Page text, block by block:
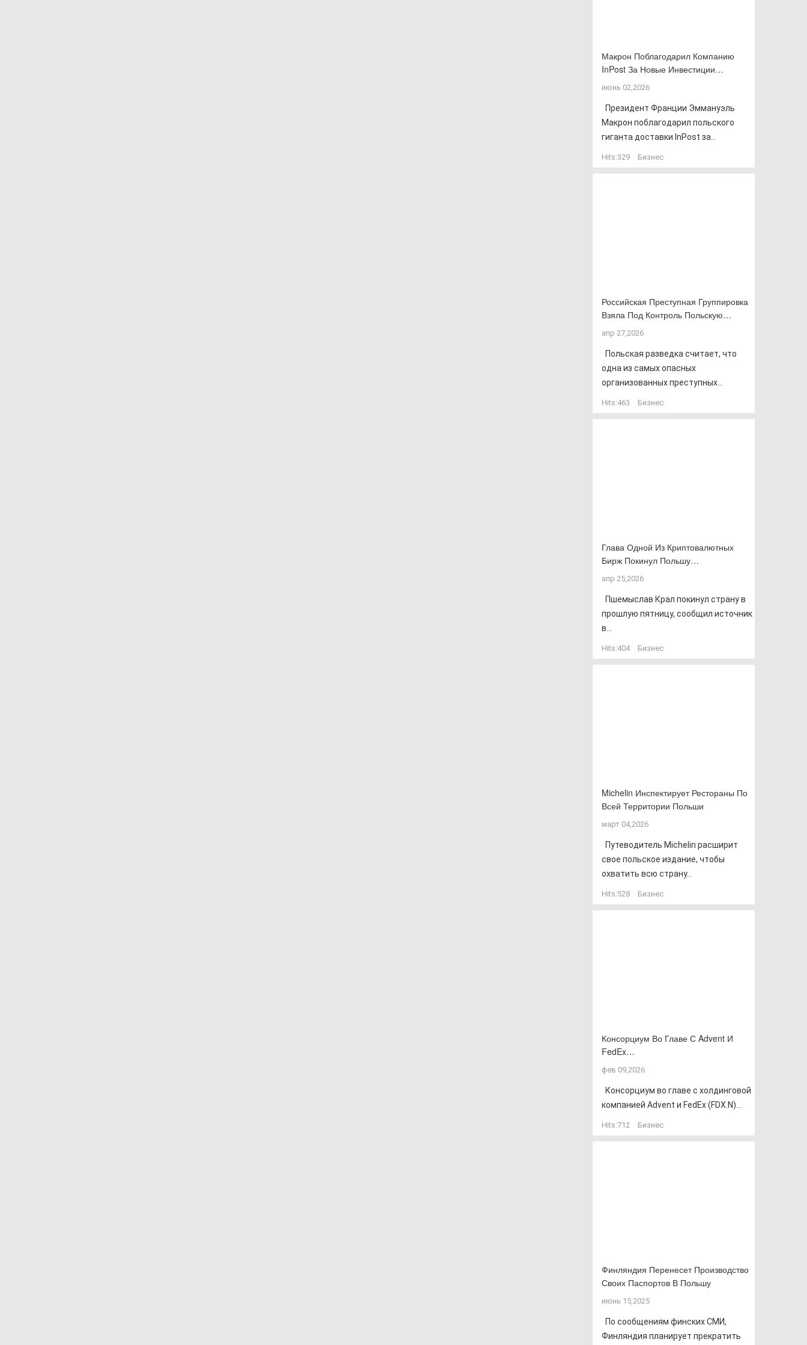
Макрон Поблагодарил Компанию
InPost За Новые Инвестиции…
июнь 02,2026
Президент Франции Эммануэль
Макрон поблагодарил польского
гиганта доставки InPost за...
Hits:329 Бизнес
Российская Преступная Группировка
Взяла Под Контроль Польскую…
апр 27,2026
Польская разведка считает, что
одна из самых опасных
организованных преступных...
Hits:463 Бизнес
Глава Одной Из Криптовалютных
Бирж Покинул Польшу…
апр 25,2026
Пшемыслав Крал покинул страну в
прошлую пятницу, сообщил источник
в...
Hits:404 Бизнес
Michelin Инспектирует Рестораны По
Всей Территории Польши
март 04,2026
Путеводитель Michelin расширит
свое польское издание, чтобы
охватить всю страну...
Hits:528 Бизнес
Консорциум Во Главе С Advent И
FedEx…
фев 09,2026
Консорциум во главе с холдинговой
компанией Advent и FedEx (FDX.N)...
Hits:712 Бизнес
Финляндия Перенесет Производство
Своих Паспортов В Польшу
июнь 15,2025
По сообщениям финских СМИ,
Финляндия планирует прекратить